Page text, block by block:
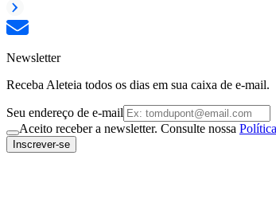
Newsletter
Receba Aleteia todos os dias em sua caixa de e-mail.
Seu endereço de e-mail
Aceito receber a newsletter. Consulte nossa
Inscrever-se